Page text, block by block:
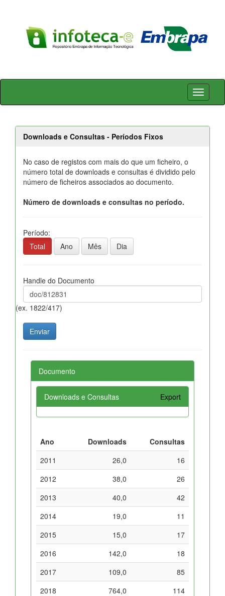
Skip
Downloads e Consultas - Períodos Fixos
No caso de registos com mais do que um ficheiro, o
número total de downloads e consultas é dividido pelo
número de ficheiros associados ao documento.
Número de downloads e consultas no período.
Período:
Total
Ano Mês Dia
Handle do Documento
(ex. 1822/417)
Documento
Downloads e Consultas Export
Ano Downloads
Consultas
2011
26,0
16
2012
38,0
26
2013
40,0
42
2014
19,0
11
2015
15,0
17
2016
142,0
18
2017
109,0
85
2018
764,0
114